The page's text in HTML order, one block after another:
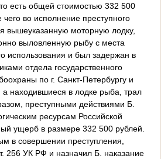
есть общей стоимостью 332 500
во исполнение преступного
вышеуказанную моторную лодку,
выловленную рыбу с места
использования и был задержан в
отдела государственного
по г. Санкт-Петербургу и
а находившиеся в лодке рыба, трал
преступными действиями Б.
ресурсам Российской
ущерб в размере 332 500 рублей.
в совершении преступления,
256 УК РФ и назначил Б. наказание